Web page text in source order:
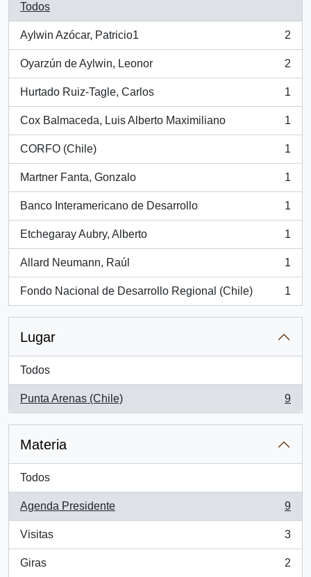
Todos
Aylwin Azócar, Patricio1
, 2 resultados
2
Oyarzún de Aylwin, Leonor
, 2 resultados
2
Hurtado Ruiz-Tagle, Carlos
, 1 resultados
1
Cox Balmaceda, Luis Alberto Maximiliano
, 1 resultados
1
CORFO (Chile)
, 1 resultados
1
Martner Fanta, Gonzalo
, 1 resultados
1
Banco Interamericano de Desarrollo
, 1 resultados
1
Etchegaray Aubry, Alberto
, 1 resultados
1
Allard Neumann, Raúl
, 1 resultados
1
Fondo Nacional de Desarrollo Regional (Chile)
, 1 resultados
1
Lugar
Todos
Punta Arenas (Chile)
, 9 resultados
9
Materia
Todos
Agenda Presidente
, 9 resultados
9
Visitas
, 3 resultados
3
Giras
, 2 resultados
2